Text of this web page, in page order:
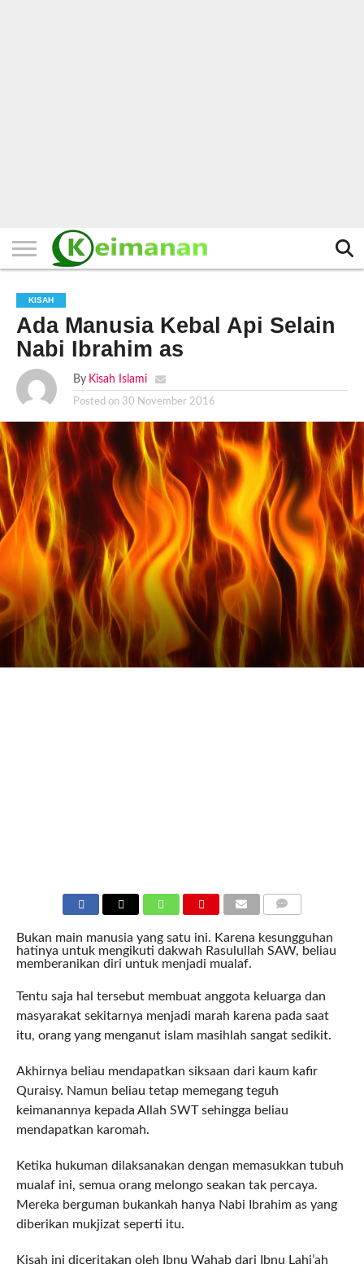
KISAH
Ada Manusia Kebal Api Selain
Nabi Ibrahim as
By Kisah Islami
Posted on 30 November 2016
Bukan main manusia yang satu ini. Karena kesungguhan
hatinya untuk mengikuti dakwah Rasulullah SAW, beliau
memberanikan diri untuk menjadi mualaf.
Tentu saja hal tersebut membuat anggota keluarga dan
masyarakat sekitarnya menjadi marah karena pada saat
itu, orang yang menganut islam masihlah sangat sedikit.
Akhirnya beliau mendapatkan siksaan dari kaum kafir
Quraisy. Namun beliau tetap memegang teguh
keimanannya kepada Allah SWT sehingga beliau
mendapatkan karomah.
Ketika hukuman dilaksanakan dengan memasukkan tubuh
mualaf ini, semua orang melongo seakan tak percaya.
Mereka berguman bukankah hanya Nabi Ibrahim as yang
diberikan mukjizat seperti itu.
Kisah ini diceritakan oleh Ibnu Wahab dari Ibnu Lahi’ah